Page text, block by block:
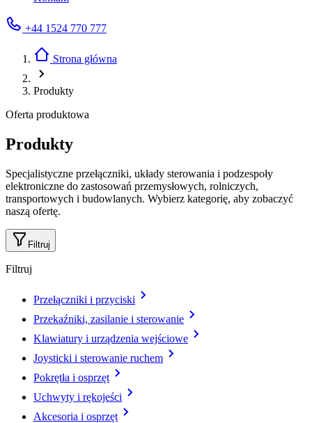
+44 1524 770 777
Strona główna
Produkty
Oferta produktowa
Produkty
Specjalistyczne przełączniki, układy sterowania i podzespoły
elektroniczne do zastosowań przemysłowych, rolniczych,
transportowych i budowlanych. Wybierz kategorię, aby zobaczyć
naszą ofertę.
Filtruj
Filtruj
Przełączniki i przyciski
Przekaźniki, zasilanie i sterowanie
Klawiatury i urządzenia wejściowe
Joysticki i sterowanie ruchem
Pokrętła i osprzęt
Uchwyty i rękojeści
Akcesoria i osprzęt